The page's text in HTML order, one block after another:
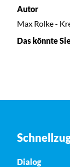
Autor
Max Rolke -
Das könnte
Dialog